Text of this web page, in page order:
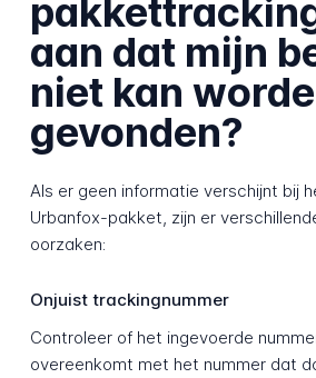
aan dat mijn
niet kan
gevonden?
Als er geen informatie verschijnt bij
Urbanfox-pakket, zijn er
oorzaken:
Onjuist trackingnummer
Controleer of het ingevoerde
overeenkomt met het nummer dat